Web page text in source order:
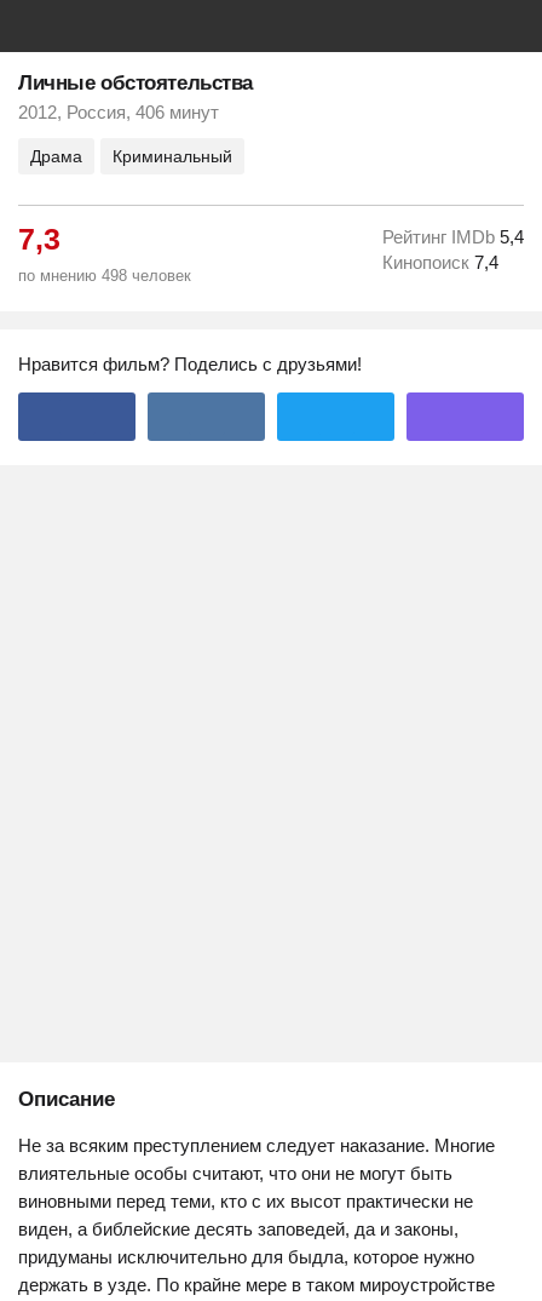
Личные обстоятельства
2012, Россия, 406 минут
Драма Криминальный
7,3
по мнению 498 человек
Рейтинг IMDb 5,4
Кинопоиск 7,4
Нравится фильм? Поделись с друзьями!
Описание
Не за всяким преступлением следует наказание. Многие
влиятельные особы считают, что они не могут быть
виновными перед теми, кто с их высот практически не
виден, а библейские десять заповедей, да и законы,
придуманы исключительно для быдла, которое нужно
держать в узде. По крайне мере в таком мироустройстве